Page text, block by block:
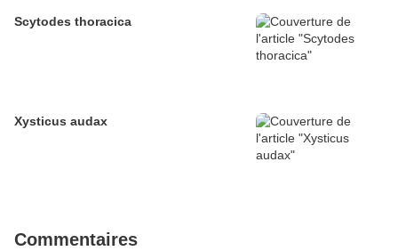
Scytodes thoracica
Xysticus audax
Commentaires